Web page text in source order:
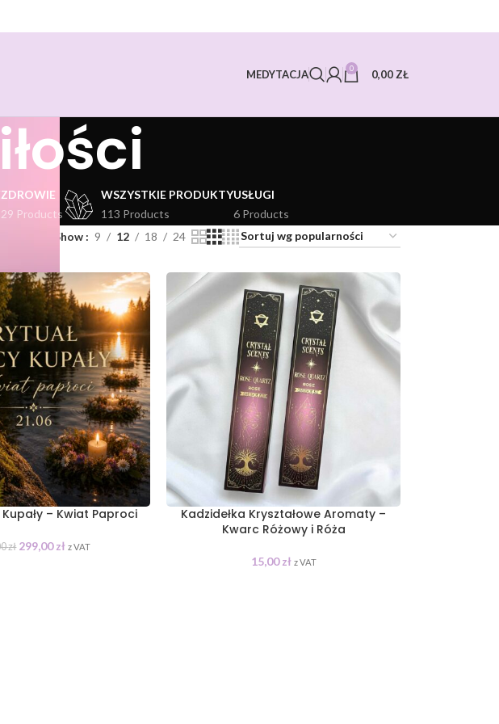
MEDYTACJA 0 0,00 ZŁ
ZDROWIE
29 Products
WSZYSTKIE PRODUKTY
113 Products
USŁUGI
6 Products
Show 9 12 18 24
Kupały – Kwiat Paproci
zł 299,00zł z VAT
Kadzidełka Kryształowe Aromaty –
Kwarc Różowy i Róża
15,00zł z VAT